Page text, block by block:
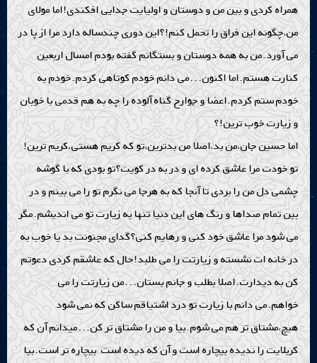
همراه کردی و بین من و دوستان و اولیایت جدایی افکندی!اما مولای
من،چگونه این فراق را تحمل کنم!؟این دوری چندساله دارد مرا از پا در
می آورد.من به همه دوستان و بستگانم گفته بودم امسال اربعین
کنارت هستم.اما اکنون...می دانم خودم کوتاهی کردم.خودم به
خودم ستم کردم.اعضا و جوارح گناه آلوده را چه به هم قدمی با خوبان
و زیارت خوب ترین!؟
اما حسین جان،من بد،اصلا من بدترین،تو که کریم هستی،کریم ترین!
تو خودت مرا عاشق کرده ای و در به در کویت؟تو بودی که با گوشه
چشمی دل من را بردی تا آنجا که به هرجا می نگرم تو را می بینم و در
بین تمام صداها و رنگ های این دنیا تنها به زیارت تو می اندیشم.مگر
می شود مرا عاشق خود کنی و رهایم کنی؟گدای مجنونت بد یا خوب به
در خانه ات نشسته و زیارتت را می طلبد!حال که عاشقم کردی دعوتم
کن به دیدارت.اصلا بطلب و جانم بستان...من زیارتت را می
خواهم.می دانم با زیارت تو درد اشتیاقم ساکن که نمی شود
هیچ،مشتاق تر هم می شوم.بیا و من را مشتاق تر کن...میدانم آن که
کربلایت را ندیده بیچاره است و آن که دیده است بیچاره تر است.بیا